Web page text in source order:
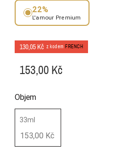
22%
L'amour Premium
130,05 Kč z kodem FRENCH
153,00 Kč
Objem
33ml
153,00 Kč